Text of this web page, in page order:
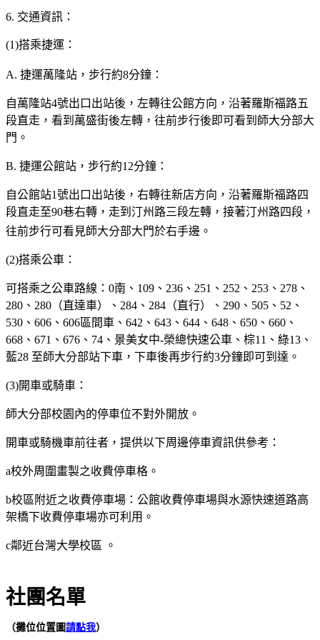
6. 交通資訊：
(1)搭乘捷運：
A. 捷運萬隆站，步行約8分鐘：
自萬隆站4號出口出站後，左轉往公館方向，沿著羅斯福路五
段直走，看到萬盛街後左轉，往前步行後即可看到師大分部大
門。
B. 捷運公館站，步行約12分鐘：
自公館站1號出口出站後，右轉往新店方向，沿著羅斯福路四
段直走至90巷右轉，走到汀州路三段左轉，接著汀州 路四段，
往前步行可看見師大分部大門於右手邊。
(2)搭乘公車：
可搭乘之公車路線：0南、109、236、251、252、253、278、
280、280（直達車）、284、284（直行）、290、505、52、
530、606、606區間車、642、643、644、648、650、660、
668、671、676、74、景美女中-榮總快速公車、棕11、綠13、
藍28 至師大分部站下車，下車後再步行約3分鐘即可到達。
(3)開車或騎車：
師大分部校園內的停車位不對外開放。
開車或騎機車前往者，提供以下周邊停車資訊供參考：
a校外周圍畫製之收費停車格。
b校區附近之收費停車場：公館收費停車場與水源快速道路高
架橋下收費停車場亦可利用。
c鄰近台灣大學校區 。
社團名單
（攤位位置圖請點我）